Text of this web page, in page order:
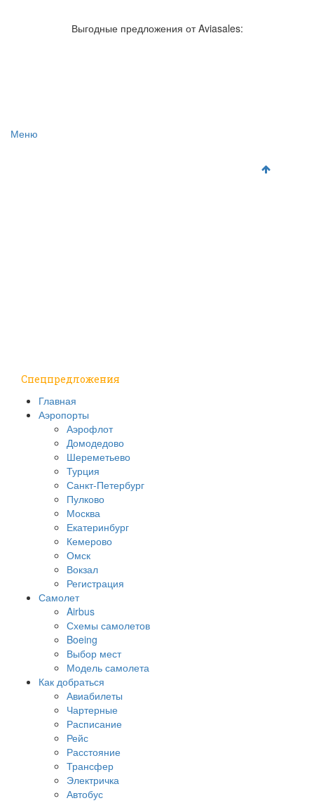
Отзывы об аэропортах
Отслеживание самолетов онлайн
Поиск авиакасс
Выгодные предложения от Aviasales:
Меню
Спецпредложения
Главная
Аэропорты
Аэрофлот
Домодедово
Шереметьево
Турция
Санкт-Петербург
Пулково
Москва
Екатеринбург
Кемерово
Омск
Вокзал
Регистрация
Самолет
Airbus
Схемы самолетов
Boeing
Выбор мест
Модель самолета
Как добраться
Авиабилеты
Чартерные
Расписание
Рейс
Расстояние
Трансфер
Электричка
Автобус